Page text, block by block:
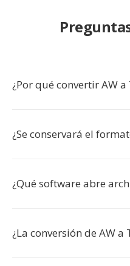
¿Por qué convertir AW a
¿Se conservará el
¿Qué software abre
¿La conversión de AW a